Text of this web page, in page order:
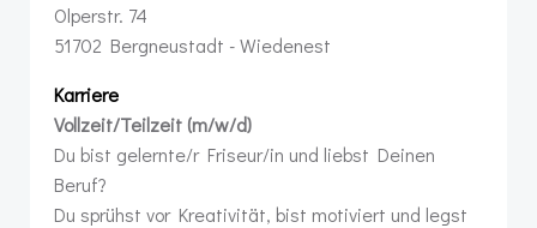
Olperstr. 74
51702 Bergneustadt - Wiedenest
Karriere
Vollzeit/Teilzeit (m/w/d)
Du bist gelernte/r Friseur/in und liebst Deinen
Beruf?
Du sprühst vor Kreativität, bist motiviert und legst